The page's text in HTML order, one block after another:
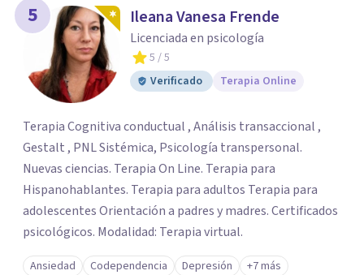
5 Ileana Vanesa Frende
Licenciada en psicología
5 / 5
Verificado
Terapia Online
Terapia Cognitiva conductual , Análisis transaccional ,
Gestalt , PNL Sistémica, Psicología transpersonal.
Nuevas ciencias. Terapia On Line. Terapia para
Hispanohablantes. Terapia para adultos Terapia para
adolescentes Orientación a padres y madres. Certificados
psicológicos. Modalidad: Terapia virtual.
Ansiedad Codependencia Depresión +7 más